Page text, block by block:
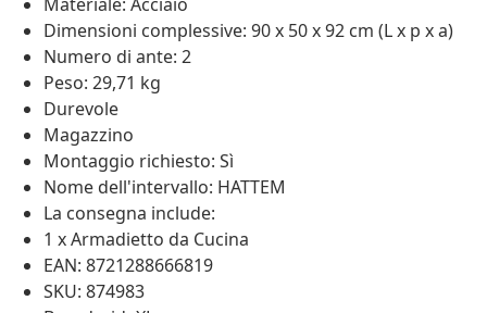
Dimensioni complessive: 90 x 50 x 92 cm (L x p x a)
Numero di ante: 2
Peso: 29,71 kg
Durevole
Magazzino
Montaggio richiesto: Sì
Nome dell'intervallo: HATTEM
La consegna include:
1 x Armadietto da Cucina
EAN: 8721288666819
SKU: 874983